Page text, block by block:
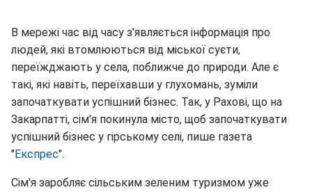
В мережі час від часу з'являється інформація про
людей, які втомлюються від міської суєти,
переїжджають у села, поближче до природи. Але є
такі, які навіть, переїхавши у глухомань, зуміли
започаткувати успішний бізнес. Так, у Рахові, що на
Закарпатті, сім'я покинула місто, щоб започаткувати
успішний бізнес у гірському селі, пише газета
"Експрес".
Сім'я заробляє сільським зеленим туризмом уже